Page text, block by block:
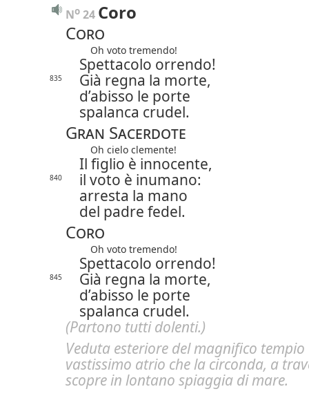
No 24 Coro
Coro
Oh voto tremendo!
Spettacolo orrendo!
835
Già regna la morte,
d’abisso le porte
spalanca crudel.
Gran Sacerdote
Oh cielo clemente!
Il figlio è innocente,
840
il voto è inumano:
arresta la mano
del padre fedel.
Coro
Oh voto tremendo!
Spettacolo orrendo!
845
Già regna la morte,
d’abisso le porte
spalanca crudel.
(Partono tutti dolenti.)
Veduta esteriore del magnifico
vastissimo atrio che la circonda, a
scopre in lontano spiaggia di mare.